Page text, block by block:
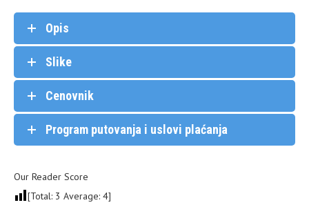
Opis
Slike
Cenovnik
Program putovanja i uslovi plaćanja
Our Reader Score
[Total: 3 Average: 4]